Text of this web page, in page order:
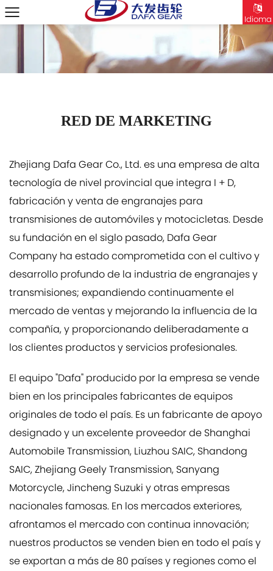
Idioma
RED DE MARKETING
Zhejiang Dafa Gear Co., Ltd. es una empresa de alta
tecnología de nivel provincial que integra I + D,
fabricación y venta de engranajes para
transmisiones de automóviles y motocicletas. Desde
su fundación en el siglo pasado, Dafa Gear
Company ha estado comprometida con el cultivo y
desarrollo profundo de la industria de engranajes y
transmisiones; expandiendo continuamente el
mercado de ventas y mejorando la influencia de la
compañía, y proporcionando deliberadamente a
los clientes productos y servicios profesionales.
El equipo "Dafa" producido por la empresa se vende
bien en los principales fabricantes de equipos
originales de todo el país. Es un fabricante de apoyo
designado y un excelente proveedor de Shanghai
Automobile Transmission, Liuzhou SAIC, Shandong
SAIC, Zhejiang Geely Transmission, Sanyang
Motorcycle, Jincheng Suzuki y otras empresas
nacionales famosas. En los mercados exteriores,
afrontamos el mercado con continua innovación;
nuestros productos se venden bien en todo el país y
se exportan a más de 80 países y regiones como el